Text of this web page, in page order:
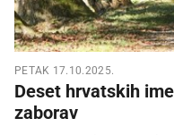
PETAK 17.10.2025.
Deset hrvatskih
zaborav